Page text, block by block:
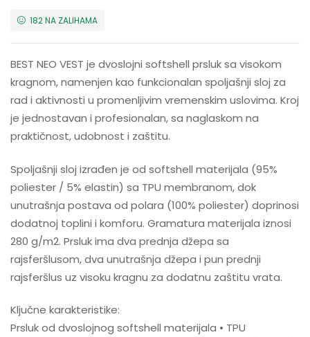
182 NA ZALIHAMA
BEST NEO VEST je dvoslojni softshell prsluk sa visokom
kragnom, namenjen kao funkcionalan spoljašnji sloj za
rad i aktivnosti u promenljivim vremenskim uslovima. Kroj
je jednostavan i profesionalan, sa naglaskom na
praktičnost, udobnost i zaštitu.
Spoljašnji sloj izrađen je od softshell materijala (95%
poliester / 5% elastin) sa TPU membranom, dok
unutrašnja postava od polara (100% poliester) doprinosi
dodatnoj toplini i komforu. Gramatura materijala iznosi
280 g/m2. Prsluk ima dva prednja džepa sa
rajsferšlusom, dva unutrašnja džepa i pun prednji
rajsferšlus uz visoku kragnu za dodatnu zaštitu vrata.
Ključne karakteristike:
Prsluk od dvoslojnog softshell materijala • TPU